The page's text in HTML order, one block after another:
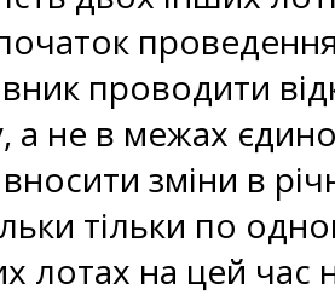
проводити
не в межах
зміни в
тільки по
лотах на цей час